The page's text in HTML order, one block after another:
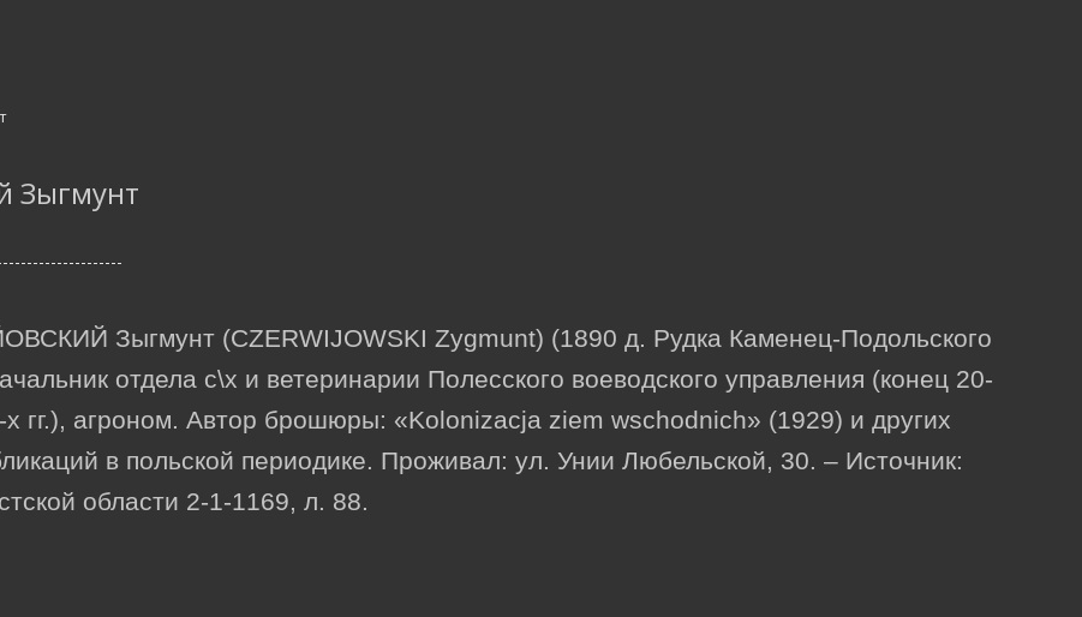
Зыгмунт
Зыгмунт (CZERWIJOWSKI Zygmunt) (1890 д. Рудка Каменец-Подольского
отдела с\х и ветеринарии Полесского воеводского управления (конец 20-
гг.), агроном. Автор брошюры: «Kolonizacja ziem wschodnich» (1929) и других
в польской периодике. Проживал: ул. Унии Любельской, 30. – Источник:
области 2-1-1169, л. 88.